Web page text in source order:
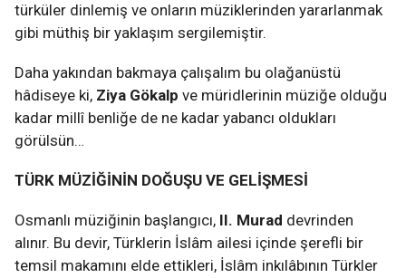
türküler dinlemiş ve onların müziklerinden yararlanmak
gibi müthiş bir yaklaşım sergilemiştir.
Daha yakından bakmaya çalışalım bu olağanüstü
hâdiseye ki, Ziya Gökalp ve müridlerinin müziğe olduğu
kadar millî benliğe de ne kadar yabancı oldukları
görülsün…
TÜRK MÜZİĞİNİN DOĞUŞU VE GELİŞMESİ
Osmanlı müziğinin başlangıcı, II. Murad devrinden
alınır. Bu devir, Türklerin İslâm ailesi içinde şerefli bir
temsil makamını elde ettikleri, İslâm inkılâbının Türkler